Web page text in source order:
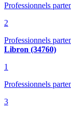
Professionnels
2
Professionnels
Libron (34760)
1
Professionnels
3